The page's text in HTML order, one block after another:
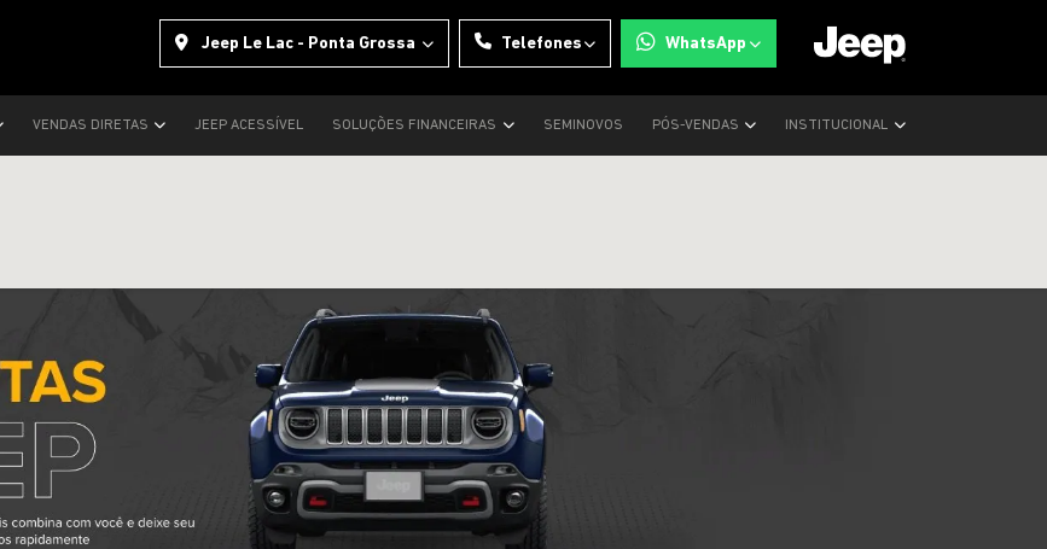
Jeep Le Lac - Ponta Grossa Telefones WhatsApp
VENDAS DIRETAS JEEP ACESSÍVEL SOLUÇÕES FINANCEIRAS SEMINOVOS PÓS-VENDAS INSTITUCIONAL